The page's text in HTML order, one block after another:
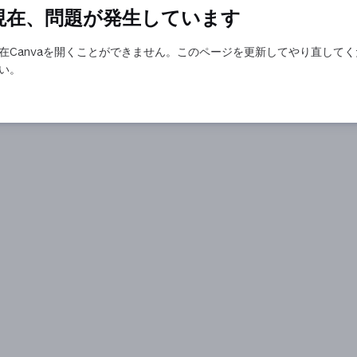
在、問題が発生しています
Canvaを開くことができません。このページを更新してやり直して
。